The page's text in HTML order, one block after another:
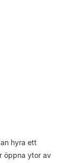
hyra ett
öppna ytor av